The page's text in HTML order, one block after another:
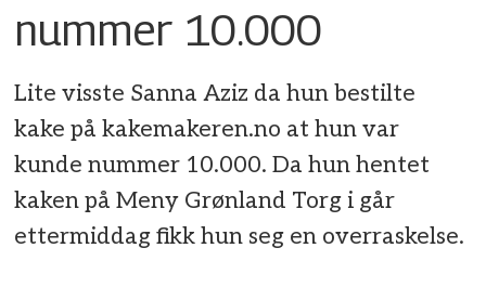
nummer 10.000
Lite visste Sanna Aziz da hun bestilte
kake på kakemakeren.no at hun var
kunde nummer 10.000. Da hun hentet
kaken på Meny Grønland Torg i går
ettermiddag fikk hun seg en overraskelse.